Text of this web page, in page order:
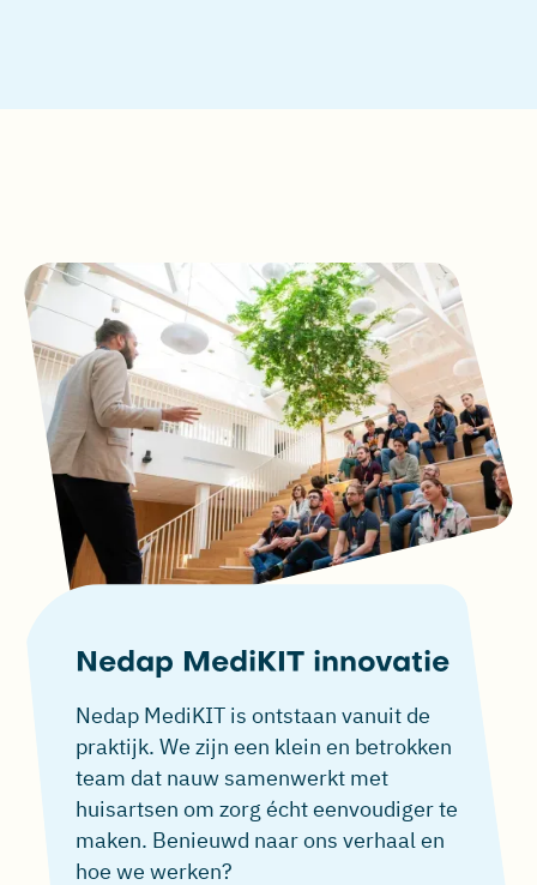
Nedap MediKIT innovatie
Nedap MediKIT is ontstaan vanuit de
praktijk. We zijn een klein en betrokken
team dat nauw samenwerkt met
huisartsen om zorg écht eenvoudiger te
maken. Benieuwd naar ons verhaal en
hoe we werken?